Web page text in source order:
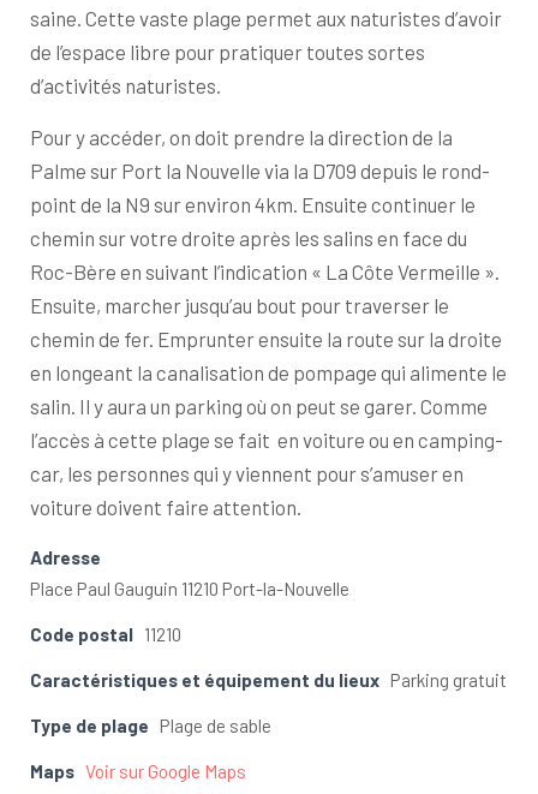
saine. Cette vaste plage permet aux naturistes d’avoir
de l’espace libre pour pratiquer toutes sortes
d’activités naturistes.
Pour y accéder, on doit prendre la direction de la
Palme sur Port la Nouvelle via la D709 depuis le rond-
point de la N9 sur environ 4km. Ensuite continuer le
chemin sur votre droite après les salins en face du
Roc-Bère en suivant l’indication « La Côte Vermeille ».
Ensuite, marcher jusqu’au bout pour traverser le
chemin de fer. Emprunter ensuite la route sur la droite
en longeant la canalisation de pompage qui alimente le
salin. Il y aura un parking où on peut se garer. Comme
l’accès à cette plage se fait en voiture ou en camping-
car, les personnes qui y viennent pour s’amuser en
voiture doivent faire attention.
Adresse
Place Paul Gauguin 11210 Port-la-Nouvelle ‎
Code postal 11210
Caractéristiques et équipement du lieux Parking gratuit
Type de plage Plage de sable
Maps Voir sur Google Maps